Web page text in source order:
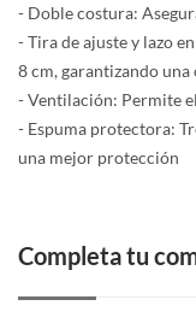
- Doble costura:
- Tira de ajuste y lazo
8 cm, garantizando
- Ventilación: Permite
- Espuma protectora:
una mejor protección
Completa tu